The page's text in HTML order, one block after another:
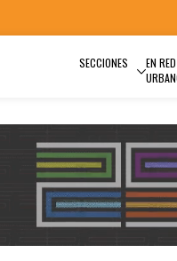
SECCIONES
EN